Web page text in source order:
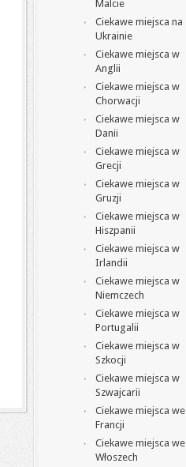
Malcie
Ciekawe miejsca na
Ukrainie
Ciekawe miejsca w
Anglii
Ciekawe miejsca w
Chorwacji
Ciekawe miejsca w
Danii
Ciekawe miejsca w
Grecji
Ciekawe miejsca w
Gruzji
Ciekawe miejsca w
Hiszpanii
Ciekawe miejsca w
Irlandii
Ciekawe miejsca w
Niemczech
Ciekawe miejsca w
Portugalii
Ciekawe miejsca w
Szkocji
Ciekawe miejsca w
Szwajcarii
Ciekawe miejsca we
Francji
Ciekawe miejsca we
Włoszech